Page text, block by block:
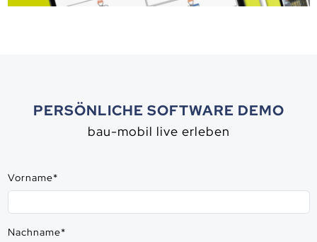
PERSÖNLICHE SOFTWARE DEMO
bau-mobil live erleben
Vorname*
Nachname*